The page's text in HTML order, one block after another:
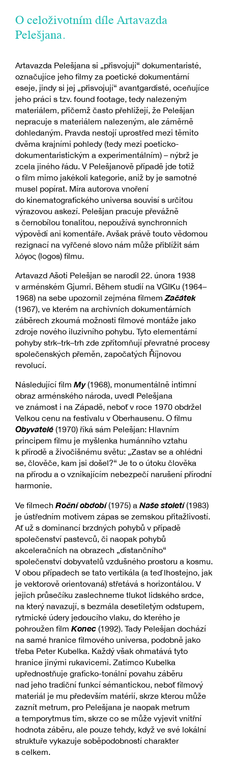
O celoživotním díle Artavazda
Pelešjana.
Artavazda Pelešjana si „přisvojují“ dokumentaristé,
označujíce jeho filmy za poetické dokumentární
eseje, jindy si jej „přisvojují“ avantgardisté, oceňujíce
jeho práci s tzv. found footage, tedy nalezeným
materiálem, přičemž často přehlížejí, že Pelešjan
nepracuje s materiálem nalezeným, ale záměrně
dohledaným. Pravda nestojí uprostřed mezi těmito
dvěma krajními pohledy (tedy mezi poeticko-
dokumentaristickým a experimentálním) – nýbrž je
zcela jiného řádu. V Pelešjanově případě jde totiž
o film mimo jakékoli kategorie, aniž by je samotné
musel popírat. Míra autorova vnoření
do kinematografického universa souvisí s určitou
výrazovou askezí. Pelešjan pracuje převážně
s černobílou tonalitou, nepoužívá synchronních
výpovědí ani komentáře. Avšak právě touto vědomou
rezignací na vyřčené slovo nám může přiblížit sám
λόγος (logos) filmu.
Artavazd Ašoti Pelešjan se narodil 22. února 1938
v arménském Gjumri. Během studií na VGIKu (1964–
1968) na sebe upozornil zejména filmemZačátek
(1967), ve kterém na archivních dokumentárních
záběrech zkoumá možnosti filmové montáže jako
zdroje nového iluzivního pohybu. Tyto elementární
pohyby strk–trk–trh zde zpřítomňují převratné procesy
společenských přeměn, započatých Říjnovou
revolucí.
Následující film My (1968), monumentálně intimní
obraz arménského národa, uvedl Pelešjana
ve známost i na Západě, neboť v roce 1970 obdržel
Velkou cenu na festivalu v Oberhausenu. O filmu
Obyvatelé (1970) říká sám Pelešjan: Hlavním
principem filmu je myšlenka humánního vztahu
k přírodě a živočišnému světu: „Zastav se a ohlédni
se, člověče, kam jsi došel?“ Je to o útoku člověka
na přírodu a o vznikajícím nebezpečí narušení přírodní
harmonie.
Ve filmech Roční období(1975) a Naše století (1983)
je ústředním motivem zápas se zemskou přitažlivostí.
Ať už s dominancí brzdných pohybů v případě
společenství pastevců, či naopak pohybů
akceleračních na obrazech „distančního“
společenství dobyvatelů vzdušného prostoru a kosmu.
V obou případech se tato vertikála (a teď lhostejno, jak
je vektorově orientovaná) střetává s horizontálou. V
jejich průsečíku zaslechneme tlukot lidského srdce,
na který navazují, s bezmála desetiletým odstupem,
rytmické údery jedoucího vlaku, do kterého je
pohroužen film Konec (1992). Tady Pelešjan dochází
na samé hranice filmového universa, podobně jako
třeba Peter Kubelka. Každý však ohmatává tyto
hranice jinými rukavicemi. Zatímco Kubelka
upřednostňuje graficko-tonální povahu záběru
nad jeho tradiční funkcí sémantickou, neboť filmový
materiál je mu především matérií, skrze kterou může
zaznít metrum, pro Pelešjana je naopak metrum
a temporytmus tím, skrze co se může vyjevit vnitřní
hodnota záběru, ale pouze tehdy, když ve své lokální
struktuře vykazuje soběpodobností charakter
s celkem.